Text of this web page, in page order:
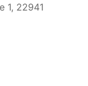
1, 22941